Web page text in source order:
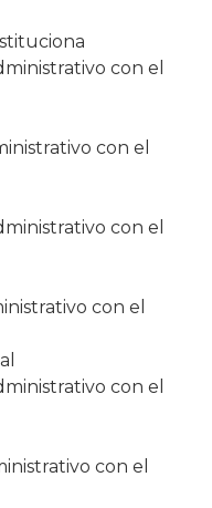
con el
con el
con el
con el
con el
con el